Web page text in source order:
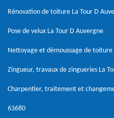
Rénovation de toiture La Tour D
Pose de velux La Tour D Auvergne
Nettoyage et démoussage de toiture
Zingueur, travaux de zingueries La
Charpentier, traitement et
63680